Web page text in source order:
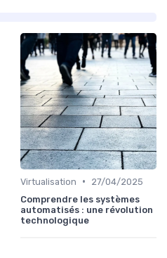
Virtualisation •
27/04/2025
Comprendre les systèmes
automatisés : une révolution
technologique